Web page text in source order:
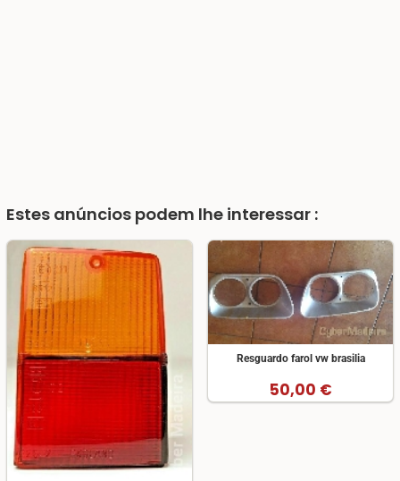
Estes anúncios podem lhe interessar :
Resguardo farol vw brasilia
50,00 €